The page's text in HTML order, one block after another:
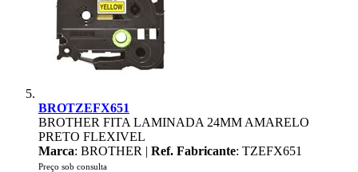
BROTZEFX651
BROTHER FITA LAMINADA 24MM AMARELO
PRETO FLEXIVEL
Marca: BROTHER | Ref. Fabricante: TZEFX651
Preço sob consulta